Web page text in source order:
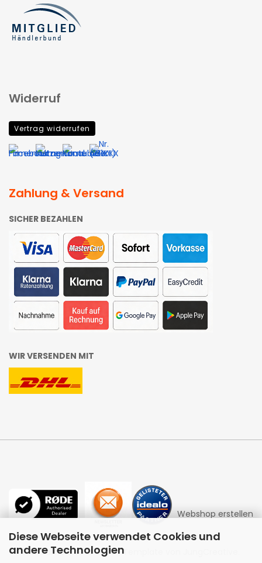
Diese Webseite verwendet Cookies und
andere Technologien
Widerruf
Vertrag widerrufen
Zahlung & Versand
SICHER BEZAHLEN
WIR VERSENDEN MIT
Webshop erstellen
mit Gambio.de © 2026 | Template von